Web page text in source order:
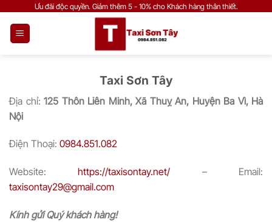
qua
Ưu đãi độc quyền. Giảm thêm 5 - 10% cho Khách hàng thân thiết.
Taxi Sơn Tây
Địa chỉ: 125 Thôn Liên Minh, Xã Thuỵ An, Huyện Ba Vì, Hà
Nội
Điện Thoại: 0984.851.082
Website:https://taxisontay.net/ – Email:
taxisontay29@gmail.com
Kính gửi Quý khách hàng!